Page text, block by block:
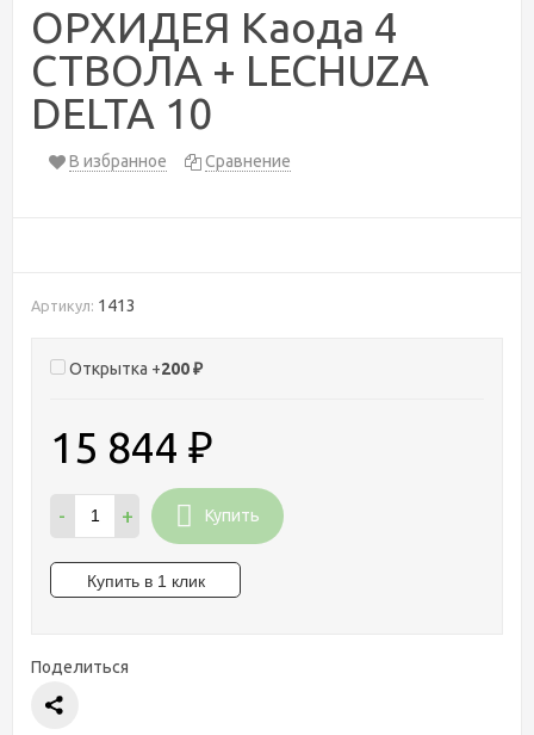
ОРХИДЕЯ Каода 4
СТВОЛА + LECHUZA
DELTA 10
В избранное Сравнение
Артикул: 1413
Открытка +200₽
15 844 ₽
- + Купить
Поделиться